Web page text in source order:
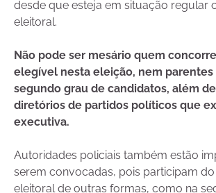
desde que esteja em situação regular
eleitoral.
Não pode ser mesário quem
elegível nesta eleição, nem parentes
segundo grau de candidatos, além
diretórios de partidos políticos que
executiva.
Autoridades policiais também estão
serem convocadas, pois participam
eleitoral de outras formas, como na